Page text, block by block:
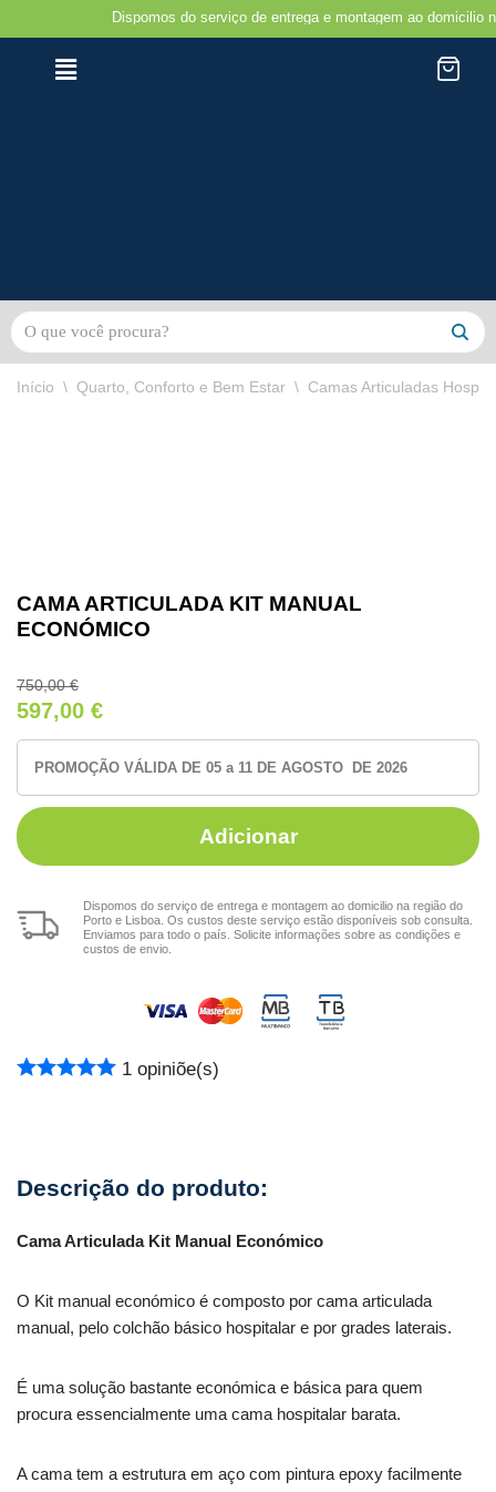
Avançar
Dispomos do serviço de entrega e montagem ao domicilio na
Início \ Quarto, Conforto e Bem Estar \ Camas Articuladas
CAMA ARTICULADA KIT MANUAL
ECONÓMICO
750,00€
597,00 €
PROMOÇÃO VÁLIDA DE 05 a 11 DE AGOSTO DE 2026
Adicionar
Dispomos do serviço de entrega e montagem ao domicilio na região do
Porto e Lisboa. Os custos deste serviço estão disponíveis sob consulta.
Enviamos para todo o país. Solicite informações sobre as condições e
custos de envio.
1 opiniõe(s)
Cama Articulada Kit Manual Económico
O Kit manual económico é composto por cama articulada
manual, pelo colchão básico hospitalar e por grades laterais.
É uma solução bastante económica e básica para quem
procura essencialmente uma cama hospitalar barata.
A cama tem a estrutura em aço com pintura epoxy facilmente